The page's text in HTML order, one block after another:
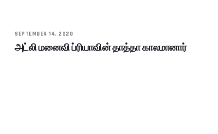
SEPTEMBER 14, 2020
அட்லி மனைவி ப்ரியாவின் தாத்தா காலமானார்